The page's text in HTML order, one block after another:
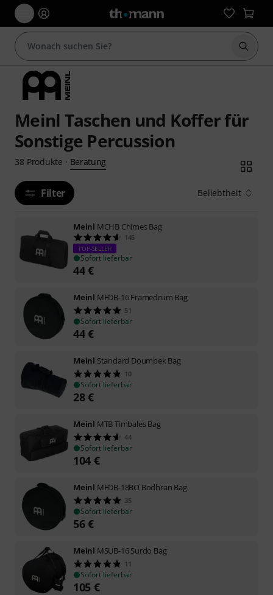
Suche
Meinl Taschen und Koffer für
Sonstige Percussion
38 Produkte · Beratung
Filter Beliebtheit
Meinl MCHB Chimes Bag
145
TOP-SELLER
Sofort lieferbar
44€
Meinl MFDB-16 Framedrum Bag
51
Sofort lieferbar
44€
Meinl Standard Doumbek Bag
10
Sofort lieferbar
28€
Meinl MTB Timbales Bag
44
Sofort lieferbar
104 €
Meinl MFDB-18BO Bodhran Bag
35
Sofort lieferbar
56€
Meinl MSUB-16 Surdo Bag
11
Sofort lieferbar
105 €